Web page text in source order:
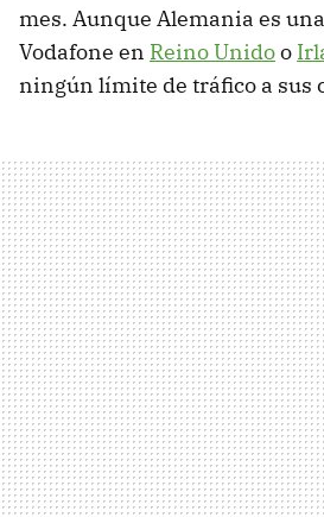
mes. Aunque Alemania es
Vodafone en Reino Unidoo
ningún límite de tráfico a sus